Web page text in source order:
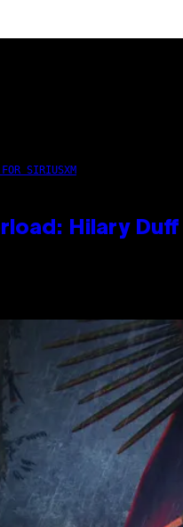
SIRIUSXM
Hilary